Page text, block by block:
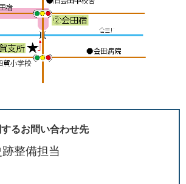
るお問い合わせ先
跡整備担当